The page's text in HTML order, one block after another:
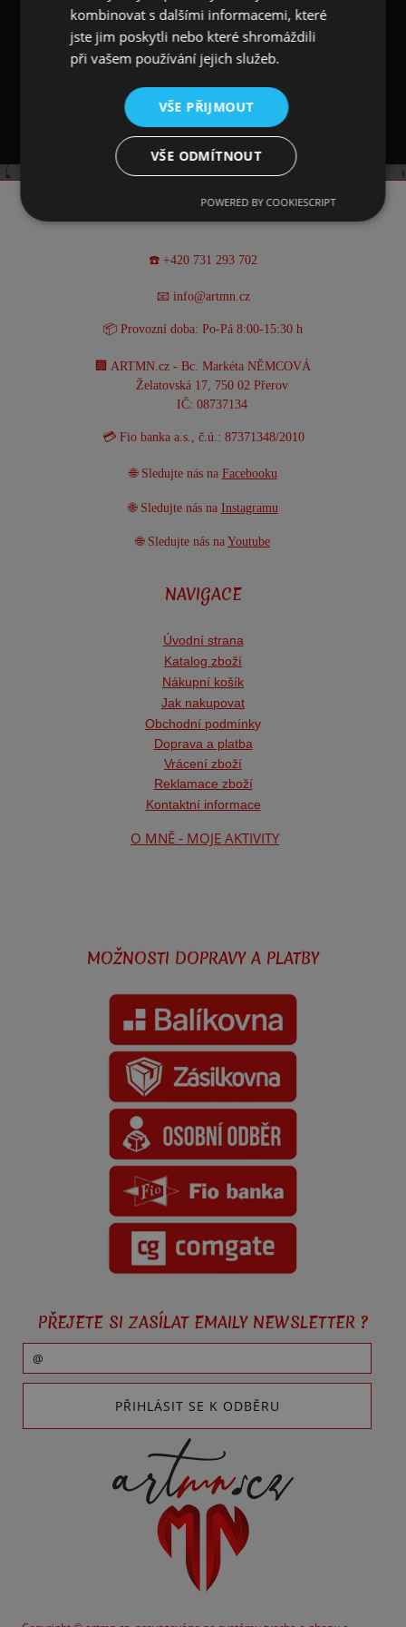
rock, jazz, hard, acoustic, rhythm, melody,
guitar, music. Vnitřní strana nákrčníku je bílá
nepotištěná.
Šátek má rozměr 25 x 50 cm.
☎️ +420 731 293 702
📧 info@artmn.cz
📦 Provozní doba: Po-Pá 8:00-15:30 h
🏢 ARTMN.cz - Bc. Markéta NĚMCOVÁ
Želatovská 17, 750 02 Přerov
IČ: 08737134
💳 Fio banka a.s., č.ú.: 87371348/2010
🌐 Sledujte nás na Facebooku
🌐 Sledujte nás na Instagramu
🌐 Sledujte nás na Youtube
NAVIGACE
Úvodní strana
Katalog zboží
Nákupní košík
Jak nakupovat
Obchodní podmínky
Doprava a platba
Vrácení zboží
Reklamace zboží
Kontaktní informace
O MNĚ - MOJE AKTIVITY
MOŽNOSTI DOPRAVY A PLATBY
PŘEJETE SI ZASÍLAT EMAILY NEWSLETTER ?
kombinovat s dalšími informacemi, které
jste jim poskytli nebo které shromáždili
při vašem používání jejich služeb.
VŠE PŘIJMOUT
VŠE ODMÍTNOUT
POWERED BY COOKIESCRIPT